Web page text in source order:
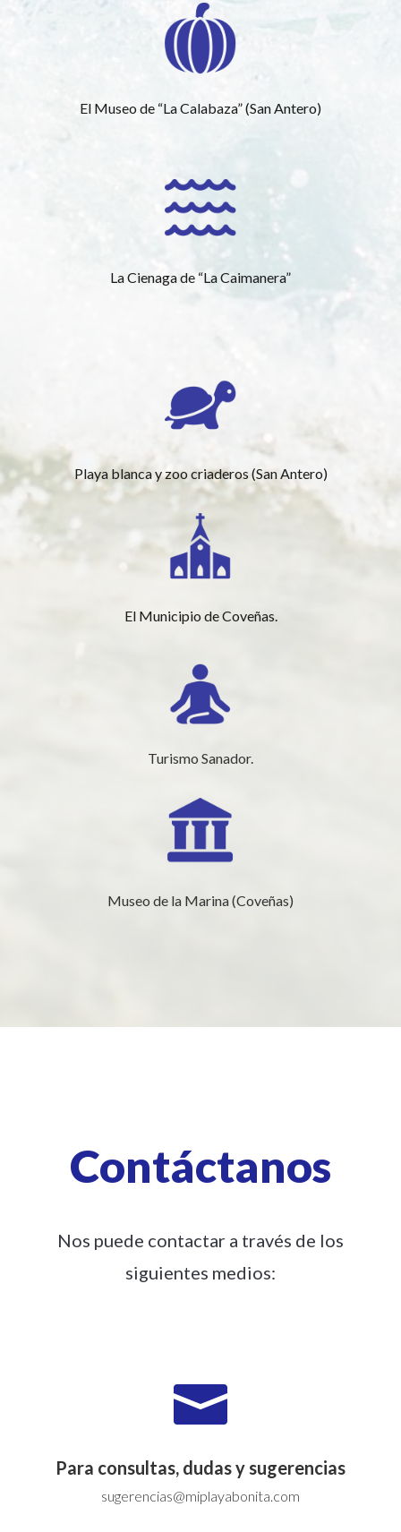
El Museo de “La Calabaza” (San Antero)
La Cienaga de “La Caimanera”
Playa blanca y zoo criaderos (San Antero)
El Municipio de Coveñas.
Turismo Sanador.
Museo de la Marina (Coveñas)
Contáctanos
Nos puede contactar a través de los
siguientes medios:

Para consultas, dudas y sugerencias
sugerencias@miplayabonita.com